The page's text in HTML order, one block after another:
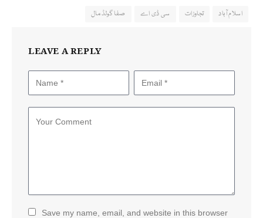
اسلام آباد تجاوزات سی ڈی اے صفا گولڈ مال
LEAVE A REPLY
Save my name, email, and website in this browser